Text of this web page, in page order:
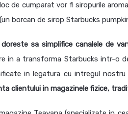
de cumparat vor fi siropurile
borcan de sirop Starbucks
sa simplifice canalele de
in a transforma Starbucks intr-o
in legatura cu intregul
clientului in magazinele fizice,